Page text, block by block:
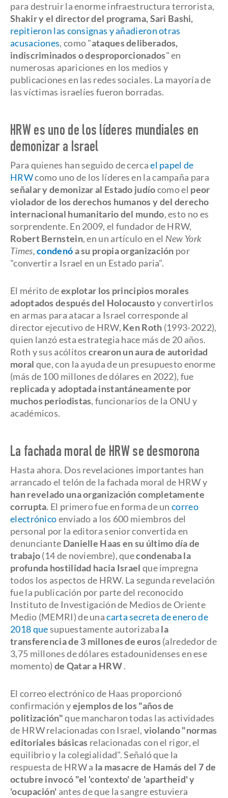
para destruir la enorme infraestructura terrorista,
Shakir y el director del programa, Sari Bashi,
repitieron las consignas y añadieron otras
acusaciones, como "ataques deliberados,
indiscriminados o desproporcionados" en
numerosas apariciones en los medios y
publicaciones en las redes sociales. La mayoría de
las víctimas israelíes fueron borradas.
HRW es uno de los líderes mundiales en
demonizar a Israel
Para quienes han seguido de cercael papel de
HRWcomo uno de los líderes en la campaña para
señalar y demonizar al Estado judíocomo el peor
violador de los derechos humanos y del derecho
internacional humanitario del mundo, esto no es
sorprendente. En 2009, el fundador de HRW,
Robert Bernstein, en un artículo en el New York
Times,condenóa su propia organización por
"convertir a Israel en un Estado paria".
El mérito deexplotar los principios morales
adoptados después del Holocaustoy convertirlos
en armas para atacar a Israel corresponde al
director ejecutivo de HRW, Ken Roth (1993-2022),
quien lanzó esta estrategia hace más de 20 años.
Roth y sus acólitoscrearon un aura de autoridad
moral que, con la ayuda de un presupuesto enorme
(más de 100 millones de dólares en 2022), fue
replicada y adoptada instantáneamente por
muchos periodistas, funcionarios de la ONU y
académicos.
La fachada moral de HRW se desmorona
Hasta ahora. Dos revelaciones importantes han
arrancado el telón de la fachada moral de HRW y
han revelado una organización completamente
corrupta. El primero fue en forma de uncorreo
electrónicoenviado a los 600 miembros del
personal por la editora senior convertida en
denunciante Danielle Haas en su último día de
trabajo(14 de noviembre), quecondenaba la
profunda hostilidad hacia Israel que impregna
todos los aspectos de HRW. La segunda revelación
fue la publicación por parte del reconocido
Instituto de Investigación de Medios de Oriente
Medio (MEMRI) de unacarta secreta de enero de
2018 quesupuestamente autorizaba la
transferencia de 3 millones de euros(alrededor de
3,75 millones de dólares estadounidenses en ese
momento) de Qatar a HRW.
El correo electrónico de Haas proporcionó
confirmación yejemplos de los "años de
politización"que mancharon todas las actividades
de HRW relacionadas con Israel, violando "normas
editoriales básicas relacionadas con el rigor, el
equilibrio y la colegialidad". Señaló que la
respuesta de HRW a la masacre de Hamás del 7 de
octubre invocó "el 'contexto' de 'apartheid' y
'ocupación' antes de que la sangre estuviera